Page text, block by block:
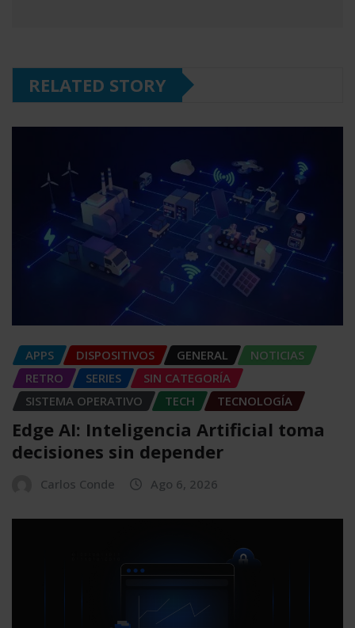
RELATED STORY
APPS DISPOSITIVOS GENERAL
NOTICIAS
RETRO
SERIES
SIN CATEGORÍA
SISTEMA OPERATIVO
TECH TECNOLOGÍA
Edge AI: Inteligencia Artificial toma
decisiones sin depender
Carlos Conde Ago 6, 2026